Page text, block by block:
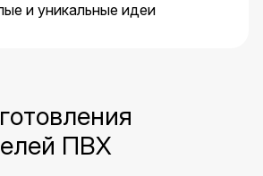
и уникальные идеи
ПВХ